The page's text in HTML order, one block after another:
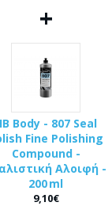
+
Body - 807 Seal
Fine Polishing
Compound -
Αλοιφή -
200 ml
9,10€